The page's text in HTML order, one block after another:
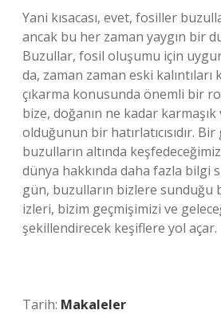
Yani kısacası, evet, fosiller
ancak bu her zaman yaygın bir
Buzullar, fosil oluşumu için
da, zaman zaman eski
çıkarma konusunda önemli bir
bize, doğanın ne kadar karmaşık
olduğunun bir hatırlatıcısıdır.
buzulların altında
dünya hakkında daha fazla bilgi
gün, buzulların bizlere sunduğu
izleri, bizim geçmişimizi ve
şekillendirecek keşiflere yol açar.
Tarih: Makaleler